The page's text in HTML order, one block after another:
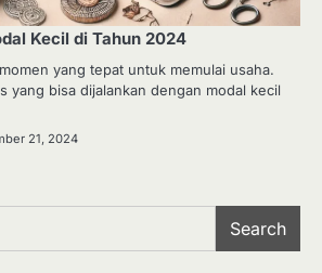
Kecil di Tahun 2024
yang tepat untuk memulai usaha.
yang bisa dijalankan dengan modal kecil
21, 2024
Search